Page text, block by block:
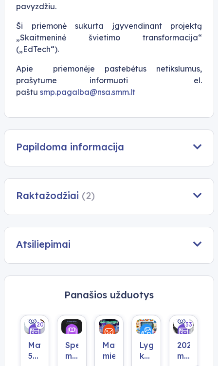
pavyzdžiu.
Ši priemonė sukurta įgyvendinant projektą
„Skaitmeninė švietimo transformacija“
(„EdTech“).
Apie priemonėje pastebėtus netikslumus,
prašytume informuoti el.
paštu smp.pagalba@nsa.smm.lt
Papildoma informacija
Raktažodžiai (2)
Atsiliepimai
Panašios užduotys
20
Matematika
5
Specialieji
moduliai
Matematinis
miestas
Lygčių,
kurių
33
2024
m.